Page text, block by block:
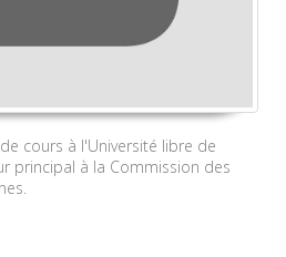
cours à l'Université libre de
principal à la Commission des